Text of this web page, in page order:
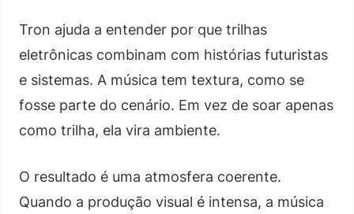
Tron ajuda a entender por que trilhas
eletrônicas combinam com histórias futuristas
e sistemas. A música tem textura, como se
fosse parte do cenário. Em vez de soar apenas
como trilha, ela vira ambiente.
O resultado é uma atmosfera coerente.
Quando a produção visual é intensa, a música